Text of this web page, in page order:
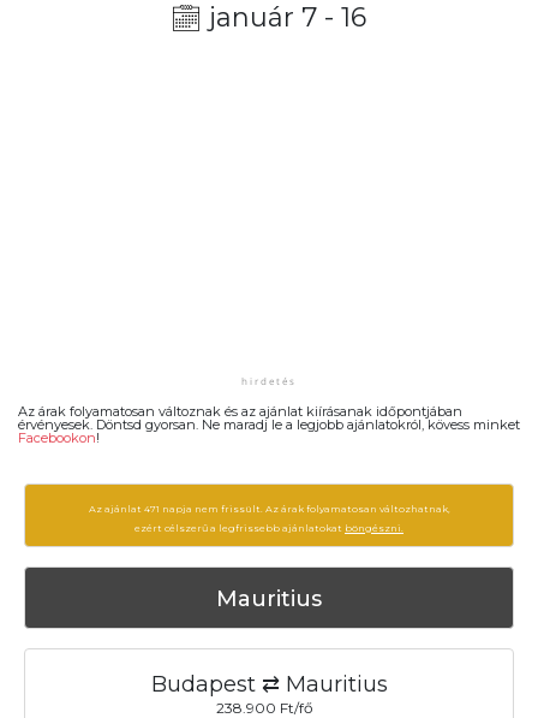
január 7 - 16
Az árak folyamatosan változnak és az ajánlat kiírásanak időpontjában
érvényesek. Döntsd gyorsan. Ne maradj le a legjobb ajánlatokról, kövess minket
Facebookon!
Az ajánlat 471 napja nem frissült. Az árak folyamatosan változhatnak,
ezért célszerű a legfrissebb ajánlatokat böngészni.
Mauritius
Budapest ⇄ Mauritius
238.900 Ft/fő